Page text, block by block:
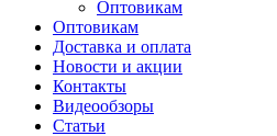
Оптовикам
Оптовикам
Доставка и оплата
Новости и акции
Контакты
Видеообзоры
Статьи